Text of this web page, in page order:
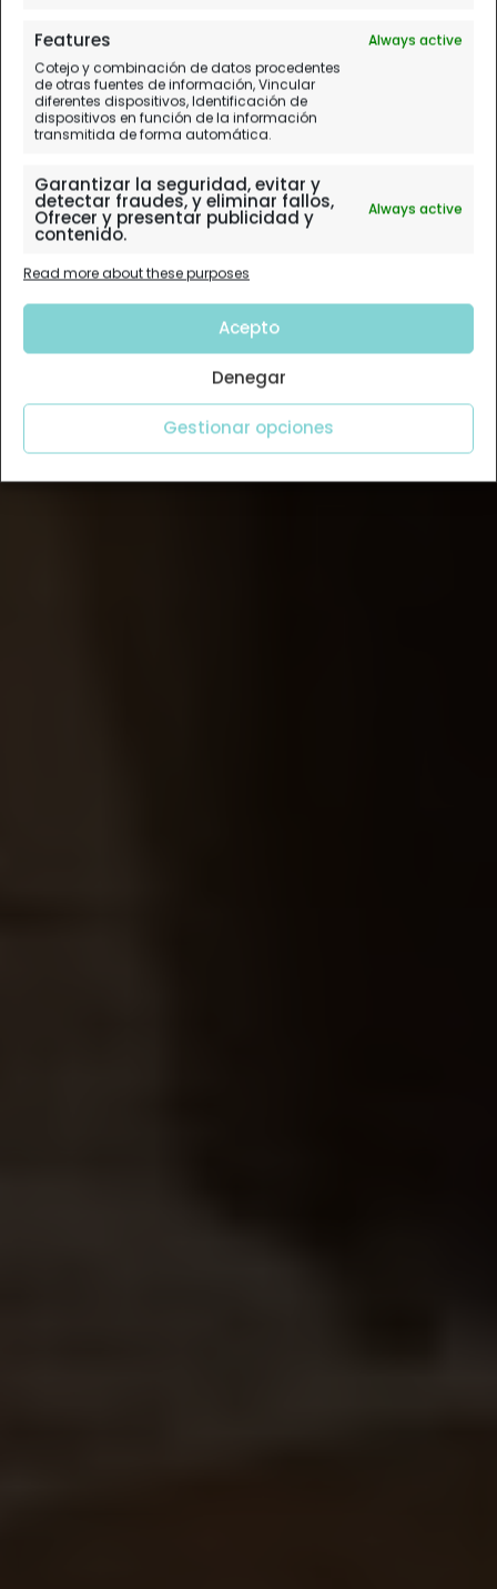
Features
Always active
Cotejo y combinación de datos procedentes
de otras fuentes de información, Vincular
diferentes dispositivos, Identificación de
dispositivos en función de la información
transmitida de forma automática.
Garantizar la seguridad, evitar y
detectar fraudes, y eliminar fallos,
Ofrecer y presentar publicidad y
contenido.
Always active
Read more about these purposes
Acepto
Denegar
Gestionar opciones